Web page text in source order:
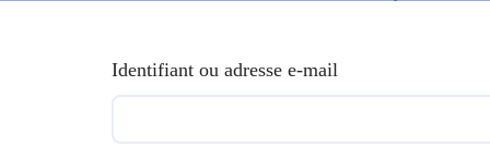
Identifiant ou adresse e-mail